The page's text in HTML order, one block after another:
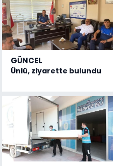
GÜNCEL
Ünlü, ziyarette bulundu